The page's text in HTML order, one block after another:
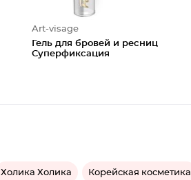
Art-visage
Гель для бровей и ресниц
Суперфиксация
Холика Холика Корейская косметика